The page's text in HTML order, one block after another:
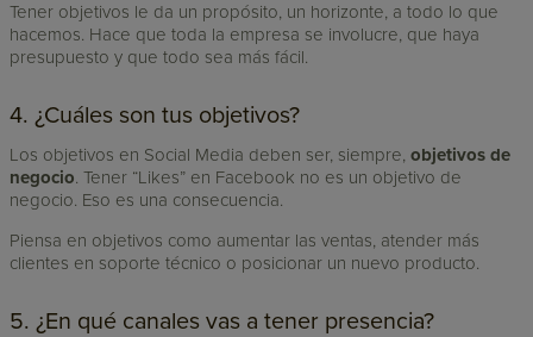
Tener objetivos le da un propósito, un horizonte, a todo lo que
hacemos. Hace que toda la empresa se involucre, que haya
presupuesto y que todo sea más fácil.
4. ¿Cuáles son tus objetivos?
Los objetivos en Social Media deben ser, siempre, objetivos de
negocio. Tener “Likes” en Facebook no es un objetivo de
negocio. Eso es una consecuencia.
Piensa en objetivos como aumentar las ventas, atender más
clientes en soporte técnico o posicionar un nuevo producto.
5. ¿En qué canales vas a tener presencia?